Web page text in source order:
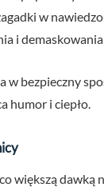
w
i
bezpieczny
humor i ciepło.
większą dawką